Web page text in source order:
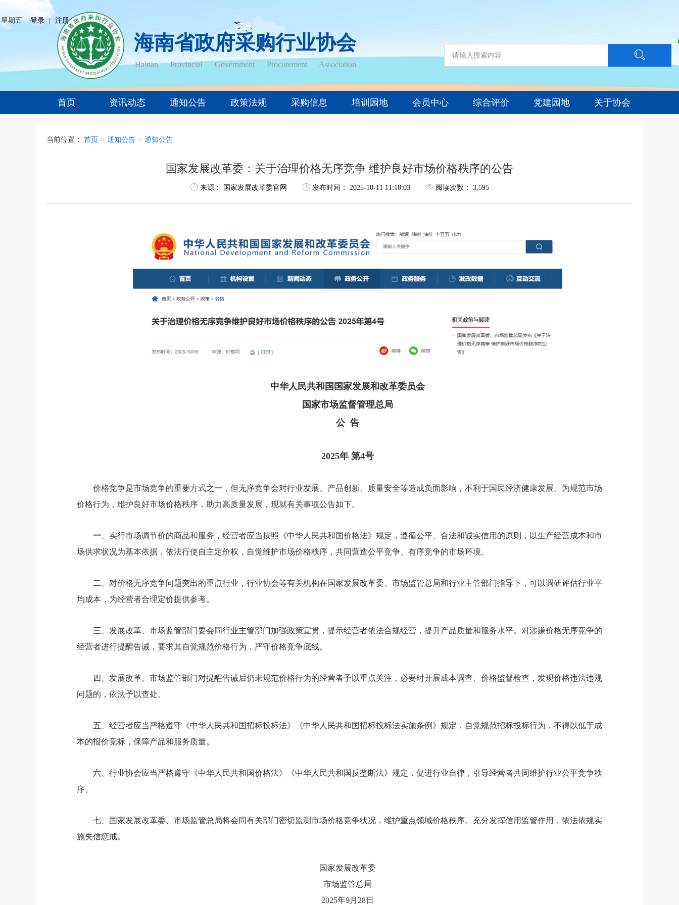
星期五 登录 | 注册
海南省政府采购行业协会
Hainan Provincial Government Procurement Association
首页 资讯动态 通知公告 政策法规 采购信息 培训园地 会员中心 综合评价 党建园地 关于协会
当前位置： 首页 > 通知公告 > 通知公告
国家发展改革委：关于治理价格无序竞争 维护良好市场价格秩序的公告
来源： 国家发展改革委官网 发布时间： 2025-10-11 11:18:03 阅读次数： 3,595
中华人民共和国国家发展和改革委员会
国家市场监督管理总局
公 告
2025年 第4号
价格竞争是市场竞争的重要方式之一，但无序竞争会对行业发展、产品创新、质量安全等造成负面影响，不利于国民经济健康发展。为规范市场
价格行为，维护良好市场价格秩序，助力高质量发展，现就有关事项公告如下。
一 、实行市场调节价的商品和服务，经营者应当按照《中华人民共和国价格法》规定，遵循公平、合法和诚实信用的原则，以生产经营成本和市
场供求状况为基本依据，依法行使自主定价权，自觉维护市场价格秩序，共同营造公平竞争、有序竞争的市场环境。
二、对价格无序竞争问题突出的重点行业，行业协会等有关机构在国家发展改革委、市场监管总局和行业主管部门指导下，可以调研评估行业平
均成本，为经营者合理定价提供参考。
三 、发展改革、市场监管部门要会同行业主管部门加强政策宣贯，提示经营者依法合规经营，提升产品质量和服务水平。对涉嫌价格无序竞争的
经营者进行提醒告诫，要求其自觉规范价格行为，严守价格竞争底线。
四、发展改革、市场监管部门对提醒告诫后仍未规范价格行为的经营者予以重点关注，必要时开展成本调查、价格监督检查，发现价格违法违规
问题的，依法予以查处。
五、经营者应当严格遵守《中华人民共和国招标投标法》《中华人民共和国招标投标法实施条例》规定，自觉规范招标投标行为，不得以低于成
本的报价竞标，保障产品和服务质量。
六、行业协会应当严格遵守《中华人民共和国价格法》《中华人民共和国反垄断法》规定，促进行业自律，引导经营者共同维护行业公平竞争秩
序。
七、国家发展改革委、市场监管总局将会同有关部门密切监测市场价格竞争状况，维护重点领域价格秩序。充分发挥信用监管作用，依法依规实
施失信惩戒。
国家发展改革委
市场监管总局
2025年9月28日